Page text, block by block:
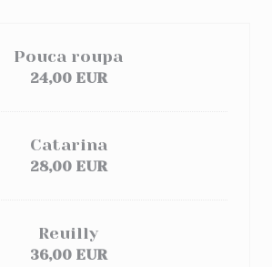
Pouca roupa
24,00 EUR
Catarina
28,00 EUR
Reuilly
36,00 EUR